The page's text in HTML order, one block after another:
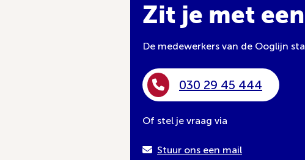
Zit je met
De medewerkers van de Ooglijn
030 29 45 444
Of stel je vraag via
Stuur ons een mail